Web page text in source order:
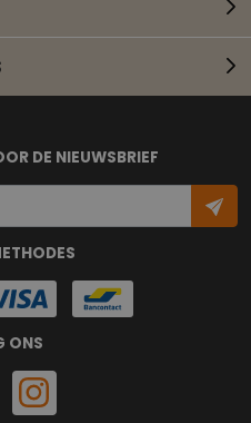
DE NIEUWSBRIEF
ONS